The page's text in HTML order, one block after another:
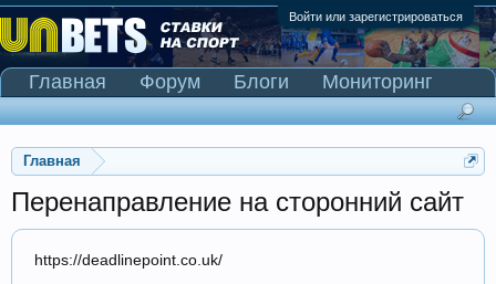
Войти или зарегистрироваться
Главная
Перенаправление на сторонний сайт
https://deadlinepoint.co.uk/
Главная Форум Блоги
Мониторинг
Сканер Pinnacle